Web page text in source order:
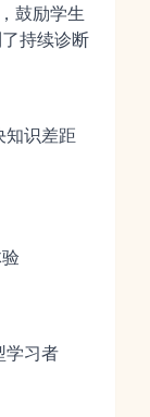
鼓励学生
持续诊断
知识差距
学习者